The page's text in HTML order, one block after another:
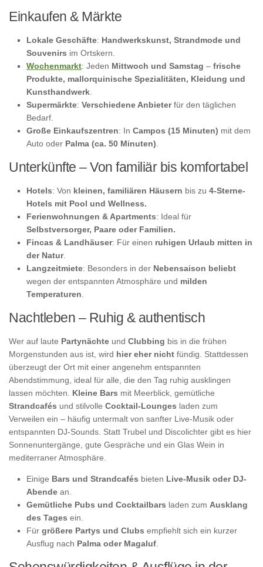
Einkaufen & Märkte
Lokale Geschäfte: Handwerkskunst, Strandmode und
Souvenirs im Ortskern.
Wochenmarkt: Jeden Mittwoch und Samstag – frische
Produkte, mallorquinische Spezialitäten, Kleidung und
Kunsthandwerk.
Supermärkte: Verschiedene Anbieterfür den täglichen
Bedarf.
Große Einkaufszentren: In Campos (15 Minuten) mit dem
Auto oder Palma (ca. 50 Minuten).
Unterkünfte – Von familiär bis komfortabel
Hotels: Von kleinen, familiären Häusern bis zu 4-Sterne-
Hotels mit Pool und Wellness.
Ferienwohnungen & Apartments: Ideal für
Selbstversorger, Paare oder Familien.
Fincas & Landhäuser: Für einen ruhigen Urlaub mitten in
der Natur.
Langzeitmiete: Besonders in der Nebensaison beliebt
wegen der entspannten Atmosphäre und milden
Temperaturen.
Nachtleben – Ruhig & authentisch
Wer auf laute Partynächte und Clubbing bis in die frühen
Morgenstunden aus ist, wird hier eher nicht fündig. Stattdessen
überzeugt der Ort mit einer angenehm entspannten
Abendstimmung, ideal für alle, die den Tag ruhig ausklingen
lassen möchten. Kleine Bars mit Meerblick, gemütliche
Strandcafés und stilvolle Cocktail-Lounges laden zum
Verweilen ein – häufig untermalt von sanfter Live-Musik oder
entspannten DJ-Sounds. Statt Trubel und Discolichter gibt es hier
Sonnenuntergänge, gute Gespräche und ein Glas Wein in
mediterraner Atmosphäre.
Einige Bars und Strandcafés bieten Live-Musik oder DJ-
Abende an.
Gemütliche Pubs und Cocktailbars laden zum Ausklang
des Tages ein.
Für größere Partys und Clubs empfiehlt sich ein kurzer
Ausflug nach Palma oder Magaluf.